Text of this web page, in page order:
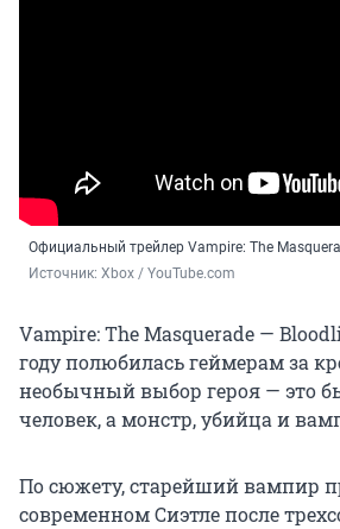
Официальный трейлер Vampire: The
Источник: Xbox / YouTube.com
Vampire: The Masquerade —
году полюбилась геймерам за
необычный выбор героя — это
человек, а монстр, убийца и
По сюжету, старейший вампир
современном Сиэтле после